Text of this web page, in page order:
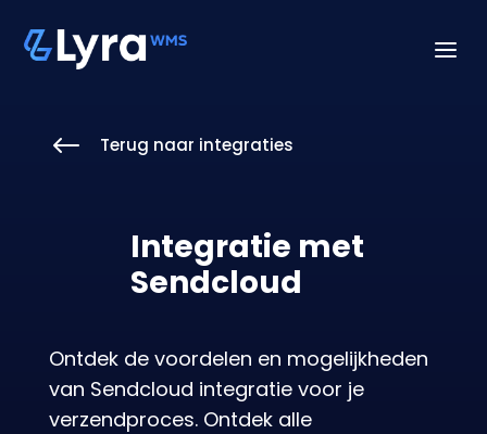
a
# Terug naar integraties
Integratie met
Sendcloud
Ontdek de voordelen en mogelijkheden
van Sendcloud integratie voor je
verzendproces. Ontdek alle